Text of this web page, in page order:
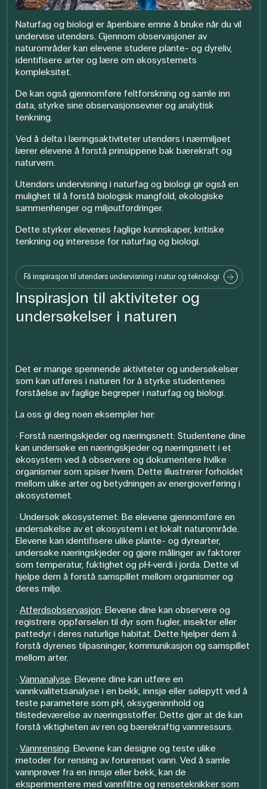
Naturfag og biologi er åpenbare emne å bruke når du vil
undervise utendørs. Gjennom observasjoner av
naturområder kan elevene studere plante- og dyreliv,
identifisere arter og lære om økosystemets
kompleksitet.
De kan også gjennomføre feltforskning og samle inn
data, styrke sine observasjonsevner og analytisk
tenkning.
Ved å delta i læringsaktiviteter utendørs i nærmiljøet
lærer elevene å forstå prinsippene bak bærekraft og
naturvern.
Utendørs undervisning i naturfag og biologi gir også en
mulighet til å forstå biologisk mangfold, økologiske
sammenhenger og miljøutfordringer.
Dette styrker elevenes faglige kunnskaper, kritiske
tenkning og interesse for naturfag og biologi.
Få inspirasjon til utendørs undervisning i natur og teknologi
Inspirasjon til aktiviteter og
undersøkelser i naturen
Det er mange spennende aktiviteter og undersøkelser
som kan utføres i naturen for å styrke studentenes
forståelse av faglige begreper i naturfag og biologi.
La oss gi deg noen eksempler her:
· Forstå næringskjeder og næringsnett: Studentene dine
kan undersøke en næringskjeder og næringsnett i et
økosystem ved å observere og dokumentere hvilke
organismer som spiser hvem. Dette illustrerer forholdet
mellom ulike arter og betydningen av energioverføring i
økosystemet.
· Undersøk økosystemet: Be elevene gjennomføre en
undersøkelse av et økosystem i et lokalt naturområde.
Elevene kan identifisere ulike plante- og dyrearter,
undersøke næringskjeder og gjøre målinger av faktorer
som temperatur, fuktighet og pH-verdi i jorda. Dette vil
hjelpe dem å forstå samspillet mellom organismer og
deres miljø.
·Atferdsobservasjon: Elevene dine kan observere og
registrere oppførselen til dyr som fugler, insekter eller
pattedyr i deres naturlige habitat. Dette hjelper dem å
forstå dyrenes tilpasninger, kommunikasjon og samspillet
mellom arter.
·Vannanalyse: Elevene dine kan utføre en
vannkvalitetsanalyse i en bekk, innsjø eller sølepytt ved å
teste parametere som pH, oksygeninnhold og
tilstedeværelse av næringsstoffer. Dette gjør at de kan
forstå viktigheten av ren og bærekraftig vannressurs.
·Vannrensing: Elevene kan designe og teste ulike
metoder for rensing av forurenset vann. Ved å samle
vannprøver fra en innsjø eller bekk, kan de
eksperimentere med vannfiltre og renseteknikker som